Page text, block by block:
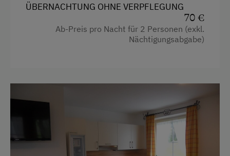
ÜBERNACHTUNG OHNE VERPFLEGUNG
70 €
Ab-Preis pro Nacht für 2 Personen (exkl.
Nächtigungsabgabe)